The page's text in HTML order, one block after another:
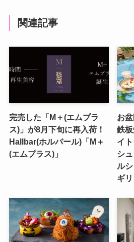
関連記事
完売した「M＋(エムプラ
ス)」が8月下旬に再入荷！
Hallbar(ホルバール)「M＋
(エムプラス)」
お
鉄
イ
シ
ル
ギリ